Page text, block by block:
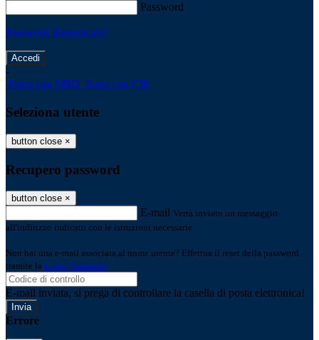
Password
Password dimenticata?
-
Entra con SPID Entra con CIE
Seleziona utente
button close ×
Recupero password
button close ×
E-mail Verrà inviato un messaggio
all'indirizzo indicato con le istruzioni necessarie.
Non hai una e-mail associata al nome utente? Effettua il reset della password
tramite la Login Spaggiari
E-mail inviata, si prega di controllare la casella di posta elettronica!
Errore